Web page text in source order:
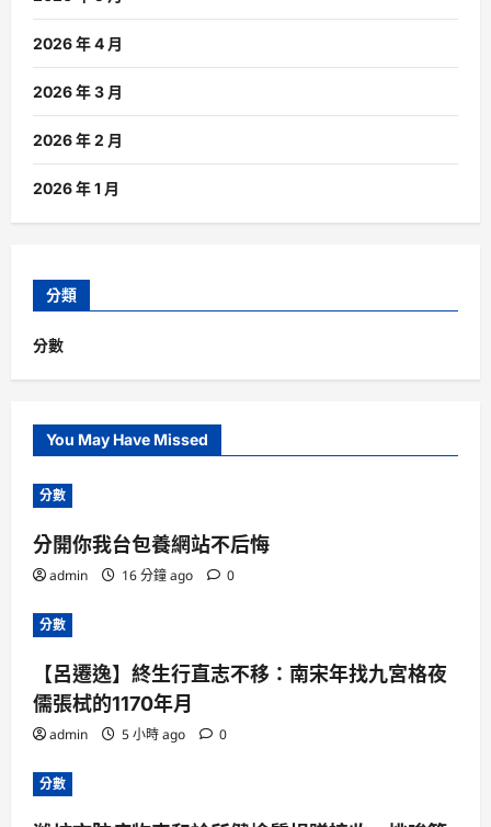
2026 年 4 月
2026 年 3 月
2026 年 2 月
2026 年 1 月
分類
分數
You May Have Missed
分數
分開你我台包養網站不后悔
admin 16 分鐘 ago 0
分數
【呂遷逸】終生行直志不移：南宋年找九宮格夜
儒張栻的1170年月
admin 5 小時 ago 0
分數